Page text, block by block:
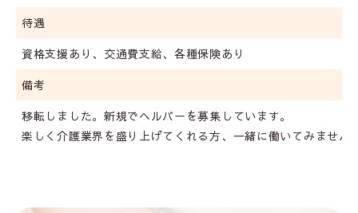
待遇
資格支援あり、交通費支給、各種保険あり
備考
移転しました。新規でヘルパーを募集しています。
楽しく介護業界を盛り上げてくれる方、一緒に働いてみません